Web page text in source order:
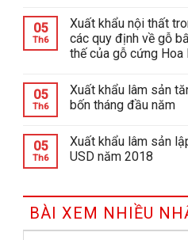
05
Th6
Xuất khẩu nội thất
các quy định về gỗ
thế của gỗ cứng Hoa
05
Th6
Xuất khẩu lâm sản
bốn tháng đầu năm
05
Th6
Xuất khẩu lâm sản
USD năm 2018
BÀI XEM NHIỀU